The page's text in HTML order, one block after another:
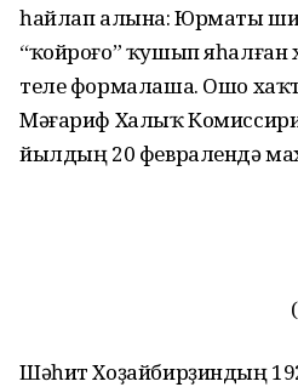
һайлап алына: Юрматы
“ҡойроғо” ҡушып яһалған
теле формалаша. Ошо
Мәғариф Халыҡ
йылдың 20 февралендә
Шәһит Хоҙайбирҙиндың